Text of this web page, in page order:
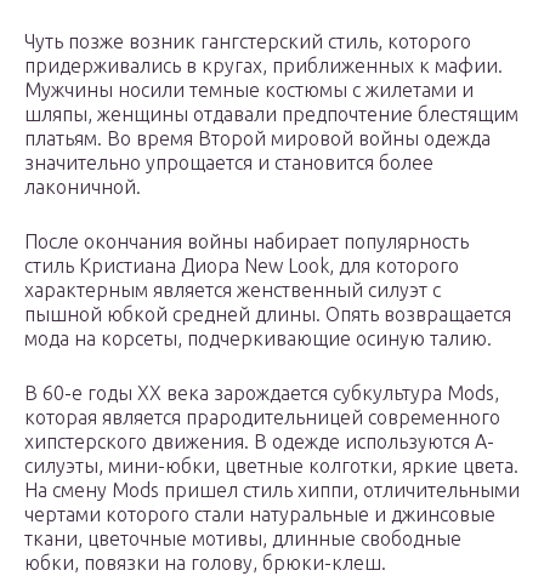
Чуть позже возник гангстерский стиль, которого
придерживались в кругах, приближенных к мафии.
Мужчины носили темные костюмы с жилетами и
шляпы, женщины отдавали предпочтение блестящим
платьям. Во время Второй мировой войны одежда
значительно упрощается и становится более
лаконичной.
После окончания войны набирает популярность
стиль Кристиана Диора New Look, для которого
характерным является женственный силуэт с
пышной юбкой средней длины. Опять возвращается
мода на корсеты, подчеркивающие осиную талию.
В 60-е годы ХХ века зарождается субкультура Mods,
которая является прародительницей современного
хипстерского движения. В одежде используются А-
силуэты, мини-юбки, цветные колготки, яркие цвета.
На смену Mods пришел стиль хиппи, отличительными
чертами которого стали натуральные и джинсовые
ткани, цветочные мотивы, длинные свободные
юбки, повязки на голову, брюки-клеш.